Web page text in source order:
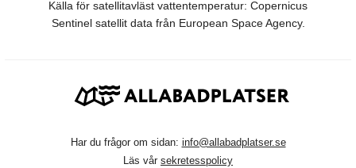
Källa för satellitavläst vattentemperatur: Copernicus
Sentinel satellit data från European Space Agency.
Har du frågor om sidan: info@allabadplatser.se
Läs vår sekretesspolicy